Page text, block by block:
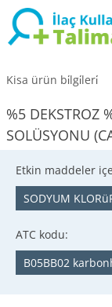
Kisa ürün bi̇lgi̇leri̇
%5 DEKSTROZ
SOLÜSYONU
Etkin maddeler
SODYUM
ATC kodu:
B05BB02